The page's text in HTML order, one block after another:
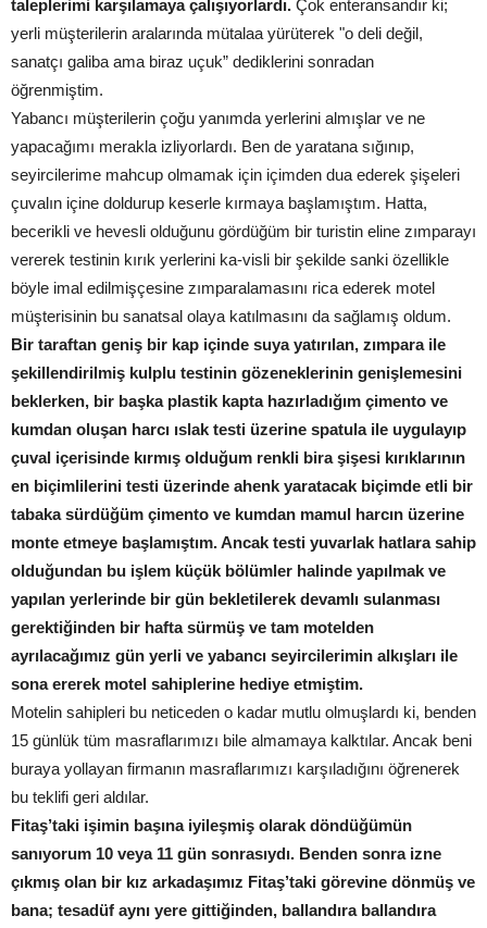
taleplerimi karşılamaya çalışıyorlardı. Çok enteransandır ki;
yerli müşterilerin aralarında mütalaa yürüterek "o deli değil,
sanatçı galiba ama biraz uçuk” dediklerini sonradan
öğrenmiştim.
Yabancı müşterilerin çoğu yanımda yerlerini almışlar ve ne
yapacağımı merakla izliyorlardı. Ben de yaratana sığınıp,
seyircilerime mahcup olmamak için içimden dua ederek şişeleri
çuvalın içine doldurup keserle kırmaya başlamıştım. Hatta,
becerikli ve hevesli olduğunu gördüğüm bir turistin eline zımparayı
vererek testinin kırık yerlerini ka-visli bir şekilde sanki özellikle
böyle imal edilmişçesine zımparalamasını rica ederek motel
müşterisinin bu sanatsal olaya katılmasını da sağlamış oldum.
Bir taraftan geniş bir kap içinde suya yatırılan, zımpara ile
şekillendirilmiş kulplu testinin gözeneklerinin genişlemesini
beklerken, bir başka plastik kapta hazırladığım çimento ve
kumdan oluşan harcı ıslak testi üzerine spatula ile uygulayıp
çuval içerisinde kırmış olduğum renkli bira şişesi kırıklarının
en biçimlilerini testi üzerinde ahenk yaratacak biçimde etli bir
tabaka sürdüğüm çimento ve kumdan mamul harcın üzerine
monte etmeye başlamıştım. Ancak testi yuvarlak hatlara sahip
olduğundan bu işlem küçük bölümler halinde yapılmak ve
yapılan yerlerinde bir gün bekletilerek devamlı sulanması
gerektiğinden bir hafta sürmüş ve tam motelden
ayrılacağımız gün yerli ve yabancı seyircilerimin alkışları ile
sona ererek motel sahiplerine hediye etmiştim.
Motelin sahipleri bu neticeden o kadar mutlu olmuşlardı ki, benden
15 günlük tüm masraflarımızı bile almamaya kalktılar. Ancak beni
buraya yollayan firmanın masraflarımızı karşıladığını öğrenerek
bu teklifi geri aldılar.
Fitaş’taki işimin başına iyileşmiş olarak döndüğümün
sanıyorum 10 veya 11 gün sonrasıydı. Benden sonra izne
çıkmış olan bir kız arkadaşımız Fitaş’taki görevine dönmüş ve
bana; tesadüf aynı yere gittiğinden, ballandıra ballandıra